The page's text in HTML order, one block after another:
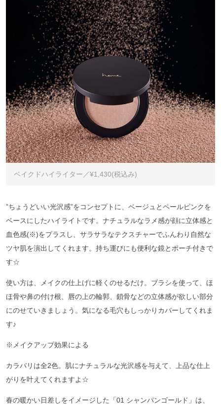
ベイクドハイライター／¥1,430(税込み)
”ちょうどいい光沢感”をコンセプトに、ベージュとペールピンクを
ベースにしたハイライトです。ナチュラルなラメ感が顔に立体感と
血色感(※)をプラスし、サラサラなテクスチャーでふんわり自然な
ツヤ肌を演出してくれます。持ち運びにも便利な鏡とポーチ付きで
す☆
使い方は、メイクの仕上げに軽くのせるだけ。ブラシを使って、ほ
ほ骨や鼻の付け根、唇の上の輪郭、鎖骨などの立体感が欲しい部分
にのせていきましょう。気になる毛穴もしっかりカバーしてくれま
す♪
※メイクアップ効果による
カラバリは全2色。肌にナチュラルな光沢感を与えて、上品な仕上
がりを叶えてくれますよ☆
春の暖かい日差しをイメージした「01 シャンパンゴールド」は、